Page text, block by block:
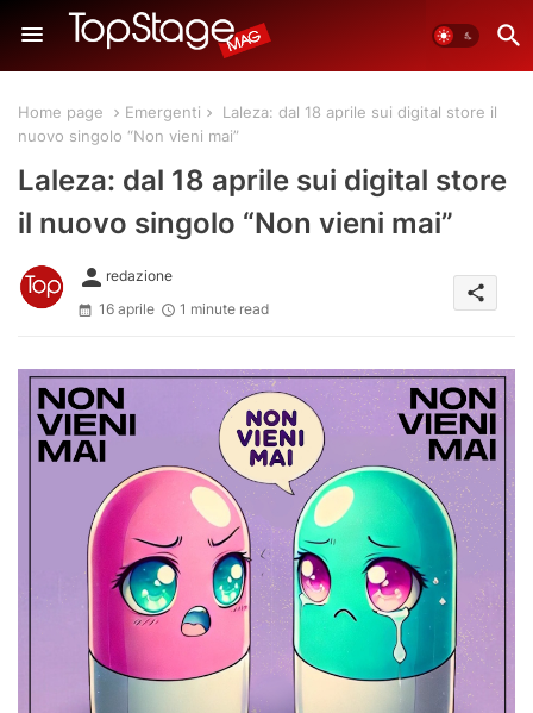
Home page Emergenti
Laleza: dal 18 aprile sui digital store il
nuovo singolo “Non vieni mai”
Laleza: dal 18 aprile sui digital store
il nuovo singolo “Non vieni mai”
person redazione
16 aprile
1 minute read
share